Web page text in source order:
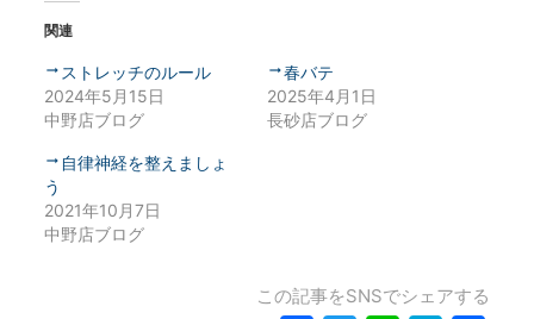
関連
ストレッチのルール
2024年5月15日
中野店ブログ
春バテ
2025年4月1日
長砂店ブログ
自律神経を整えましょ
う
2021年10月7日
中野店ブログ
この記事をSNSでシェアする